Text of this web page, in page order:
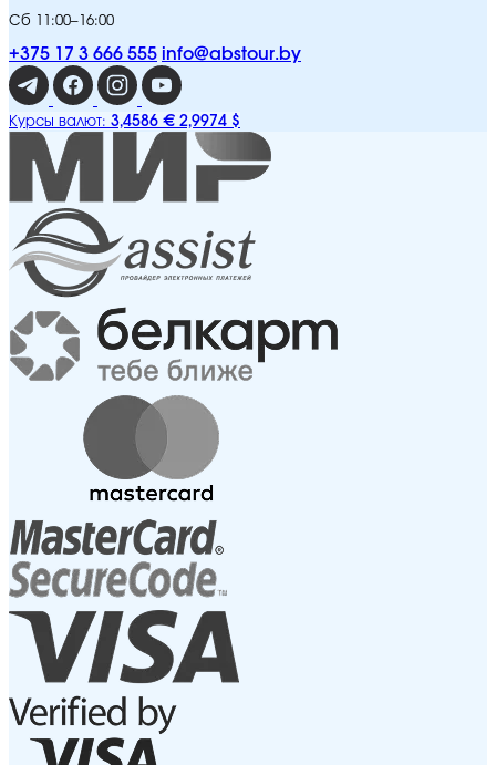
Сб 11:00–16:00
+375 17 3 666 555 info@abstour.by
Курсы валют: 3,4586 € 2,9974 $